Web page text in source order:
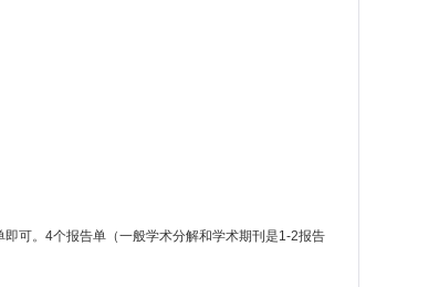
可。4个报告单（一般学术分解和学术期刊是1-2报告